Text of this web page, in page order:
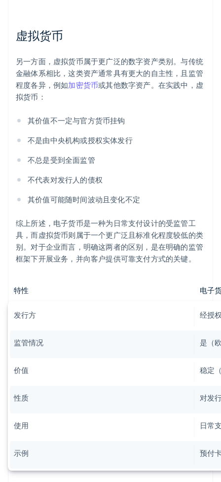
虚拟货币
另一方面，虚拟货币属于更广泛的数字资产类别。与传统
金融体系相比，这类资产通常具有更大的自主性，且监管
程度各异，例如加密货币或其他数字资产。在实践中，虚
拟货币：
其价值不一定与官方货币挂钩
不是由中央机构或授权实体发行
不总是受到全面监管
不代表对发行人的债权
其价值可能随时间波动且变化不定
综上所述，电子货币是一种为日常支付设计的受监管工
具，而虚拟货币则属于一个更广泛且标准化程度较低的类
别。对于企业而言，明确这两者的区别，是在明确的监管
框架下开展业务，并向客户提供可靠支付方式的关键。
特性 电子
发行方 经授
监管情况 是（
价值 稳定
性质 对发
使用 日常
示例 预付